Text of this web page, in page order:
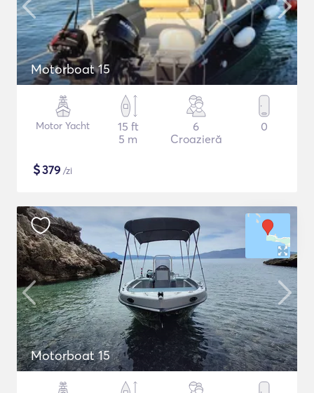
Motorboat 15
Motor Yacht
15 ft
5 m
6
Croazieră
0
$379 /zi
Motorboat 15